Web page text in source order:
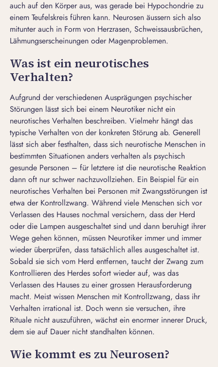
auch auf den Körper aus, was gerade bei Hypochondrie zu
einem Teufelskreis führen kann. Neurosen äussern sich also
mitunter auch in Form von Herzrasen, Schweissausbrüchen,
Lähmungserscheinungen oder Magenproblemen.
Was ist ein neurotisches
Verhalten?
Aufgrund der verschiedenen Ausprägungen psychischer
Störungen lässt sich bei einem Neurotiker nicht ein
neurotisches Verhalten beschreiben. Vielmehr hängt das
typische Verhalten von der konkreten Störung ab. Generell
lässt sich aber festhalten, dass sich neurotische Menschen in
bestimmten Situationen anders verhalten als psychisch
gesunde Personen – für letztere ist die neurotische Reaktion
dann oft nur schwer nachzuvollziehen. Ein Beispiel für ein
neurotisches Verhalten bei Personen mit Zwangsstörungen ist
etwa der Kontrollzwang. Während viele Menschen sich vor
Verlassen des Hauses nochmal versichern, dass der Herd
oder die Lampen ausgeschaltet sind und dann beruhigt ihrer
Wege gehen können, müssen Neurotiker immer und immer
wieder überprüfen, dass tatsächlich alles ausgeschaltet ist.
Sobald sie sich vom Herd entfernen, taucht der Zwang zum
Kontrollieren des Herdes sofort wieder auf, was das
Verlassen des Hauses zu einer grossen Herausforderung
macht. Meist wissen Menschen mit Kontrollzwang, dass ihr
Verhalten irrational ist. Doch wenn sie versuchen, ihre
Rituale nicht auszuführen, wächst ein enormer innerer Druck,
dem sie auf Dauer nicht standhalten können.
Wie kommt es zu Neurosen?